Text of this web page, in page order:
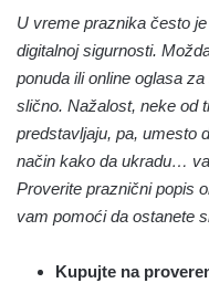
U vreme praznika često
digitalnoj sigurnosti.
ponuda ili online oglasa
slično. Nažalost, neke od
predstavljaju, pa, umesto
način kako da ukradu…
Proverite praznični popis
vam pomoći da ostanete
Kupujte na